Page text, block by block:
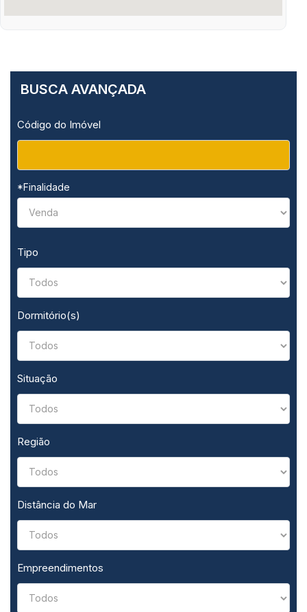
BUSCA AVANÇADA
Código do Imóvel
*Finalidade
Tipo
Dormitório(s)
Situação
Região
Distância do Mar
Empreendimentos